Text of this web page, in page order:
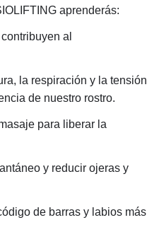
suaves y precisos para:
linfático.
solo reduces hinchazón
también mejoras la
skincare. Esta práctica
drena el exceso de
aprenderás:
al
la respiración y la tensión
de nuestro rostro.
para liberar la
y reducir ojeras y
de barras y labios más